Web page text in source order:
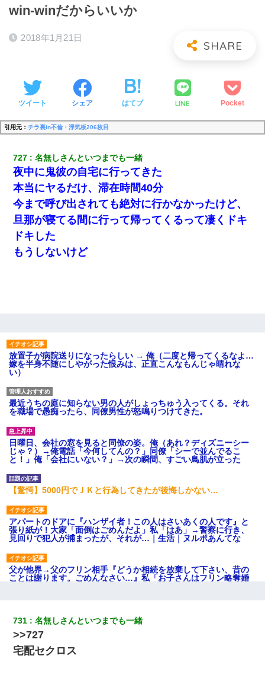
win-winだからいいか
2018年1月21日
ツイート シェア はてブ LINE Pocket
引用元： チラ裏in不倫・浮気板206枚目
727 名無しさんといつまでも一緒
夜中に鬼彼の自宅に行ってきた
本当にヤるだけ、滞在時間40分
今まで呼び出されても絶対に行かなかったけど、
旦那が寝てる間に行って帰ってくるって凄くドキ
ドキした
もうしないけど
放置子が病院送りになったらしい → 俺（二度と帰ってくるなよ…
嫁を半身不随にしやがった恨みは、正直こんなもんじゃ晴れな
い）
最近うちの庭に知らない男の人がしょっちゅう入ってくる。それ
を職場で愚痴ったら、同僚男性が怒鳴りつけてきた。
日曜日、会社の窓を見ると同僚の姿。俺（あれ？ディズニーシー
じゃ？）→俺電話「今何してんの？」同僚「シーで並んでるこ
と！」俺「会社にいない？」→次の瞬間、すごい鳥肌が立った
【驚愕】5000円でＪＫと行為してきたが後悔しかない…
アパートのドアに『ハンザイ者！この人はさいあくの人です』と
張り紙が！大家「面倒はごめんだよ」私「はあ」→警察に行き、
見回りで犯人が捕まったが、それが…｜生活｜ヌルポあんてな
父が他界→父のフリン相手『どうか相続を放棄して下さい、昔の
ことは謝ります。ごめんなさい…』私「お子さんはフリン略奪婚
嘘をついてフリン旅行へ出かけた嫁→翌日、嫁「ただいま～」旦
那「娘がシんだよ。何度も連絡したのに…」嫁「えっ」→なん
と・・・
731 名無しさんといつまでも一緒
>>727
宅配セクロス